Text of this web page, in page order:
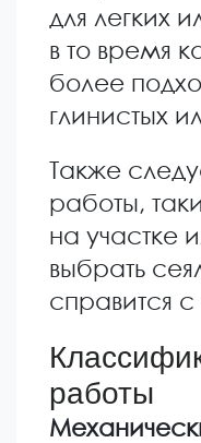
для легких
в то время
более
глинистых
Также
работы,
на участке
выбрать
справится
работы